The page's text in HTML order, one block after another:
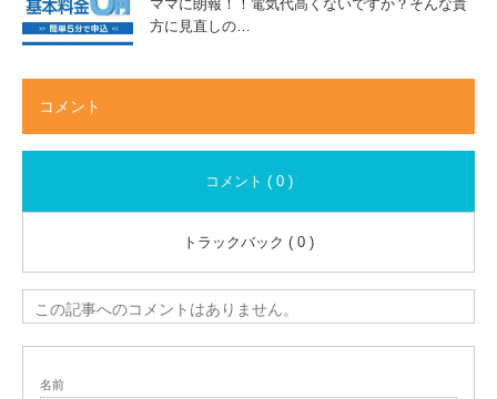
ママに朗報！！電気代高くないですか？そんな貴
方に見直しの…
コメント
コメント ( 0 )
トラックバック ( 0 )
この記事へのコメントはありません。
名前